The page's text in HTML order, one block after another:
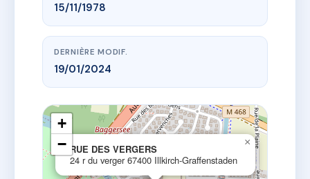
15/11/1978
DERNIÈRE MODIF.
19/01/2024
RUE DES VERGERS
24 r du verger 67400 Illkirch-Graffenstaden
×
+
−